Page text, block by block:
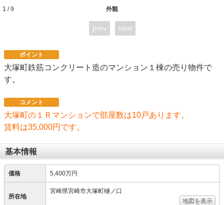
外観
1 / 9
prev next
ポイント
大塚町鉄筋コンクリート造のマンション１棟の売り物件で
す。
コメント
大塚町の１Ｒマンションで部屋数は10戸あります。
賃料は35,000円です。
基本情報
価格 5,400万円
所在地
宮崎県宮崎市大塚町樋ノ口
地図を表示